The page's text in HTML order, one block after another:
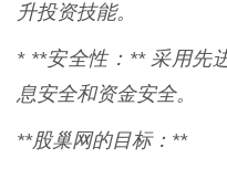
升投资技能。
* **安全性：** 采用先
息安全和资金安全。
**股巢网的目标：**